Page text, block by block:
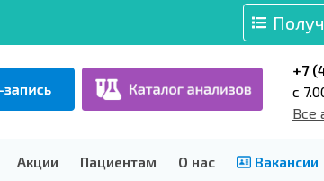
+7
c
Все
Акции Пациентам О нас Вакансии